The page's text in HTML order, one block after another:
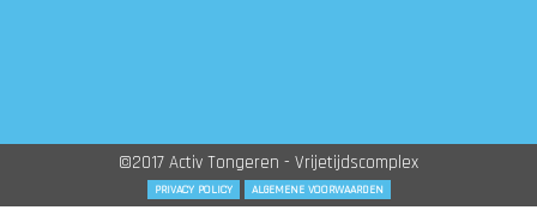
©2017 Activ Tongeren - Vrijetijdscomplex
PRIVACY POLICY ALGEMENE VOORWAARDEN